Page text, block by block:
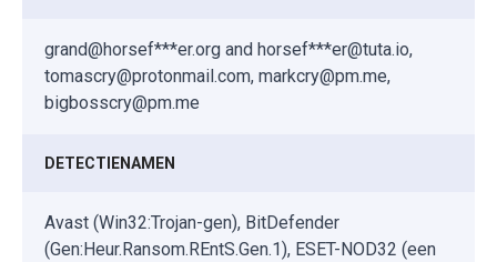
grand@horsef***er.org and horsef***er@tuta.io,
tomascry@protonmail.com, markcry@pm.me,
bigbosscry@pm.me
DETECTIENAMEN
Avast (Win32:Trojan-gen), BitDefender
(Gen:Heur.Ransom.REntS.Gen.1), ESET-NOD32 (een